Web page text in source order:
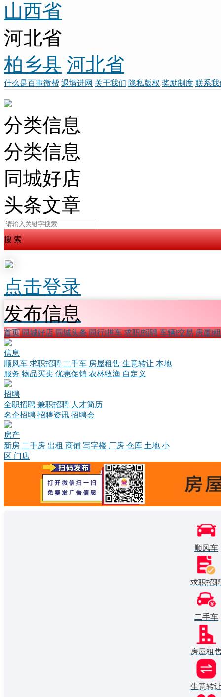
山西省
河北省
柏乡县 河北省
什么是百事微帮 退墙进网 关于我们 隐私版权 奖励制度 联系我
分类信息
分类信息
同城好店
头条文章
搜 索
点击登录
发布信息
首页 同城好店 同城头条 同行l拼车 求职l招聘 车辆l交易 房屋l
信息
顺风车 求职招聘 二手车 房屋租售 生意转让 本地
服务 物品买卖 优惠促销 农林牧渔 自定义
招聘
全职招聘 兼职招聘 人才简历
名企招聘 招聘资讯 招聘会
房产
新房 二手房 出租 商铺 写字楼 厂房 仓库 土地 小
区 门店
顺风车
求职招
二手车
房屋租
生意转